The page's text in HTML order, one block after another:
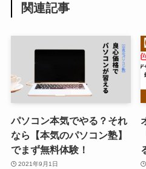
関連記事
パソコン本気でやる？それ
なら【本気のパソコン塾】
でまず無料体験！
2021年9月1日